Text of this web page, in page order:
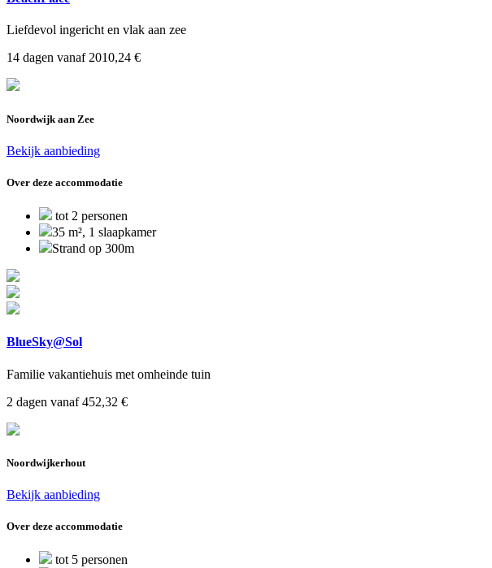
Liefdevol ingericht en vlak aan zee
14 dagen vanaf 2010,24 €
Noordwijk aan Zee
Bekijk aanbieding
Over deze accommodatie
tot 2 personen
35 m², 1 slaapkamer
Strand op 300m
BlueSky@Sol
Familie vakantiehuis met omheinde tuin
2 dagen vanaf 452,32 €
Noordwijkerhout
Bekijk aanbieding
Over deze accommodatie
tot 5 personen